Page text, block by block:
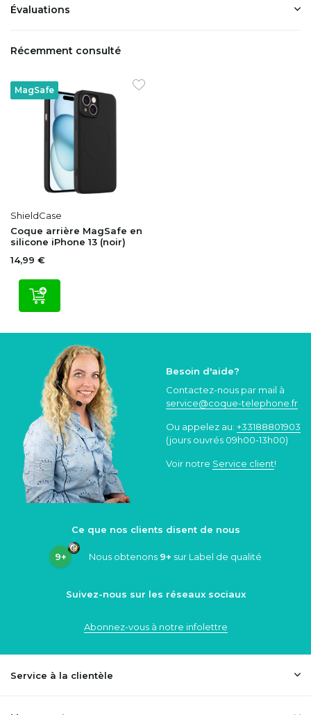
Évaluations
Récemment consulté
MagSafe
ShieldCase
Coque arrière MagSafe en
silicone iPhone 13 (noir)
14,99 €
Besoin d'aide?
Contactez-nous par mail à
service@coque-telephone.fr
Ou appelez au: +33188801903
(jours ouvrés 09h00-13h00)
Voir notre Service client!
Ce que nos clients disent de nous
9+ Nous obtenons 9+ sur Label de qualité
Suivez-nous sur les réseaux sociaux
Abonnez-vous à notre infolettre
Service à la clientèle